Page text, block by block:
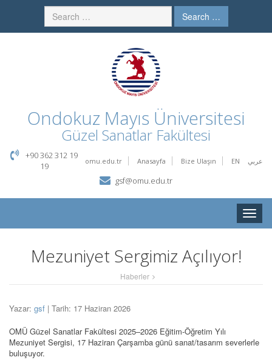
Search …
Ondokuz Mayıs Üniversitesi
Güzel Sanatlar Fakültesi
omu.edu.tr Anasayfa Bize Ulaşın EN عربي
+90 362 312 19
19
gsf@omu.edu.tr
Toggle
Mezuniyet Sergimiz Açılıyor!
Haberler
Yazar: gsf | Tarih: 17 Haziran 2026
OMÜ Güzel Sanatlar Fakültesi 2025–2026 Eğitim-Öğretim Yılı
Mezuniyet Sergisi, 17 Haziran Çarşamba günü sanat/tasarım severlerle
buluşuyor.